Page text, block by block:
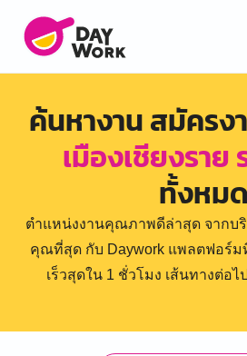
ค้นหางาน สมัครง
เมืองเชียงราย
ทั้งหมด
ตำแหน่งงานคุณภาพดีล่าสุด จากบ
คุณที่สุด กับ Daywork แพลตฟอร์
เร็วสุดใน 1 ชั่วโมง เส้นทางต่อ